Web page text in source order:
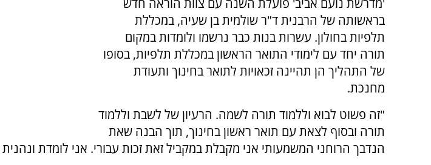
בראשותה של הרבנית ד"ר שולמית בן שעיה, במכללת
תלפיות בחולון. עשרות בנות כבר נרשמו ולומדות במקום
תורה יחד עם לימודי התואר הראשון במכללת תלפיות, בסופו
של התהליך הן תהיינה זכאויות לתואר בחינוך ותעודת
מחנכת.
"זה פשוט לבוא וללמוד תורה לשמה. הרעיון של לשבת וללמוד
תורה ובסוף לצאת עם תואר ראשון בחינוך, תוך הבנה שאת
הנדבך הרוחני המשמעותי אני מקבלת במקביל זאת זכות עבורי. אני לומדת